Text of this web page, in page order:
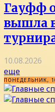
Гауфф
вышла
10.08.2026
еще
ПОНЕДЕЛЬНИК,